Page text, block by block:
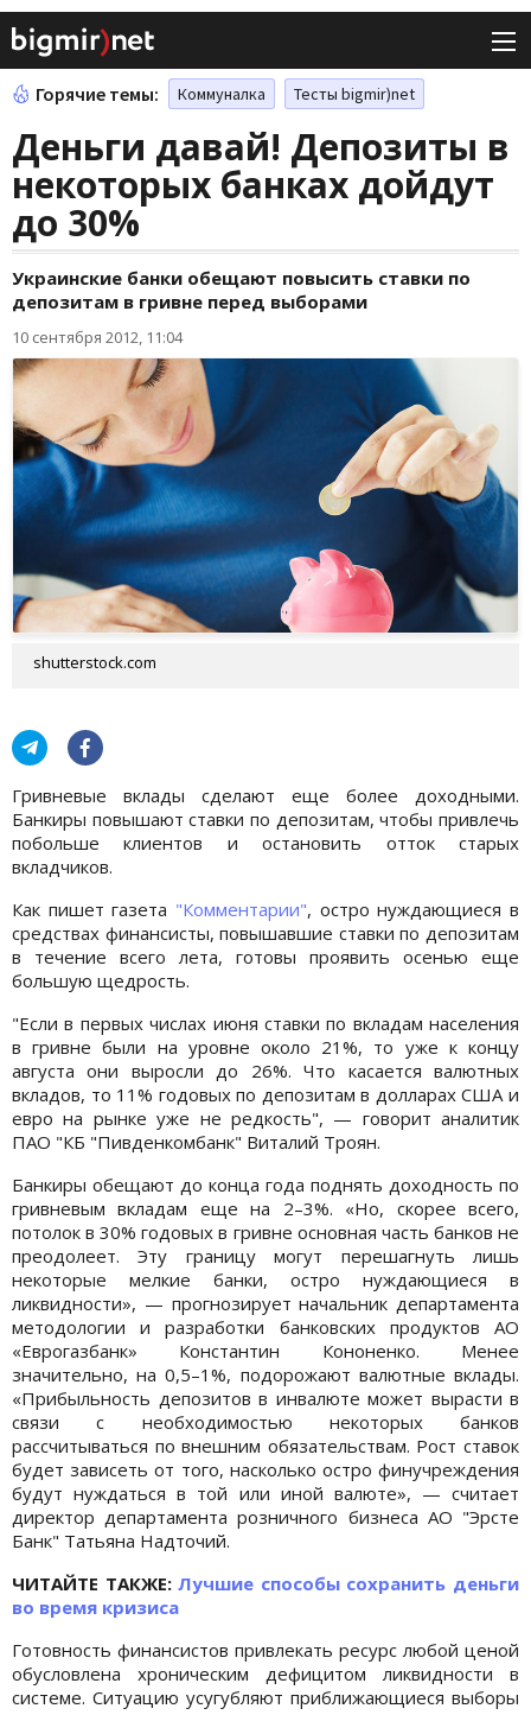
Горячие темы: Коммуналка Тесты bigmir)net
Деньги давай! Депозиты в
некоторых банках дойдут
до 30%
Украинские банки обещают повысить ставки по
депозитам в гривне перед выборами
10 сентября 2012, 11:04
shutterstock.com
Гривневые вклады сделают еще более доходными.
Банкиры повышают ставки по депозитам, чтобы привлечь
побольше клиентов и остановить отток старых
вкладчиков.
Как пишет газета "Комментарии", остро нуждающиеся в
средствах финансисты, повышавшие ставки по депозитам
в течение всего лета, готовы проявить осенью еще
большую щедрость.
"Если в первых числах июня ставки по вкладам населения
в гривне были на уровне около 21%, то уже к концу
августа они выросли до 26%. Что касается валютных
вкладов, то 11% годовых по депозитам в долларах США и
евро на рынке уже не редкость", — говорит аналитик
ПАО "КБ "Пивденкомбанк" Виталий Троян.
Банкиры обещают до конца года поднять доходность по
гривневым вкладам еще на 2–3%. «Но, скорее всего,
потолок в 30% годовых в гривне основная часть банков не
преодолеет. Эту границу могут перешагнуть лишь
некоторые мелкие банки, остро нуждающиеся в
ликвидности», — прогнозирует начальник департамента
методологии и разработки банковских продуктов АО
«Еврогазбанк» Константин Кононенко. Менее
значительно, на 0,5–1%, подорожают валютные вклады.
«Прибыльность депозитов в инвалюте может вырасти в
связи с необходимостью некоторых банков
рассчитываться по внешним обязательствам. Рост ставок
будет зависеть от того, насколько остро финучреждения
будут нуждаться в той или иной валюте», — считает
директор департамента розничного бизнеса АО "Эрсте
Банк" Татьяна Надточий.
ЧИТАЙТЕ ТАКЖЕ:Лучшие способы сохранить деньги
во время кризиса
Готовность финансистов привлекать ресурс любой ценой
обусловлена хроническим дефицитом ликвидности в
системе. Ситуацию усугубляют приближающиеся выборы